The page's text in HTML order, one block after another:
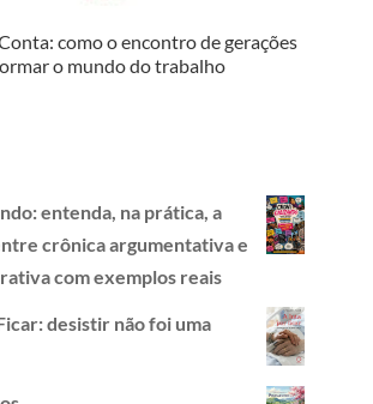
como o encontro de gerações
o mundo do trabalho
entenda, na prática, a
crônica argumentativa e
com exemplos reais
desistir não foi uma